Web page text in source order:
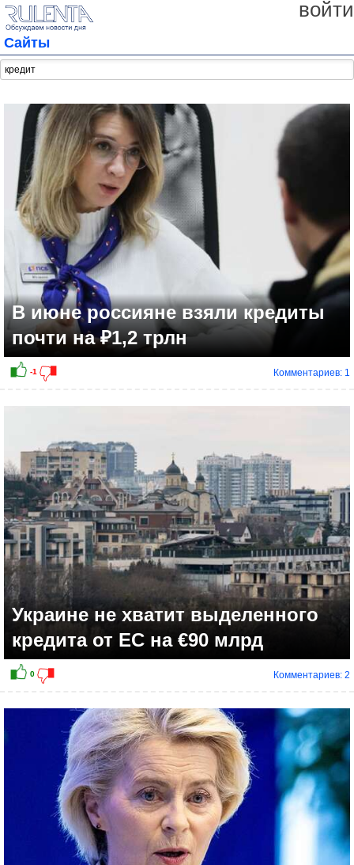
войти
Сайты
В июне россияне взяли кредиты
почти на ₽1,2 трлн
-1
Комментариев: 1
Украине не хватит выделенного
кредита от ЕС на €90 млрд
Комментариев: 2